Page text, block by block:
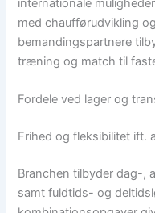
internationale
med chaufførudvikling
bemandingspartnere
træning og match til
Fordele ved lager og
Frihed og fleksibilitet ift.
Branchen tilbyder dag-,
samt fuldtids- og